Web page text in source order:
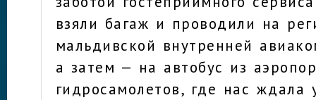
взяли багаж и проводили на
мальдивской внутренней
а затем — на автобус из
гидросамолетов, где нас ждала